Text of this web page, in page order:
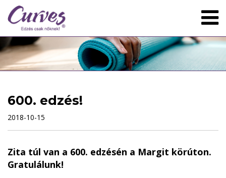
600. edzés!
2018-10-15
Zita túl van a 600. edzésén a Margit körúton.
Gratulálunk!